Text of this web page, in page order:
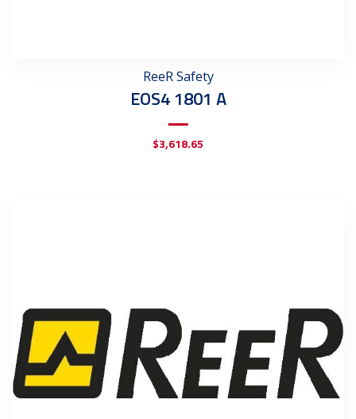
ReeR Safety
EOS4 1801 A
$3,618.65